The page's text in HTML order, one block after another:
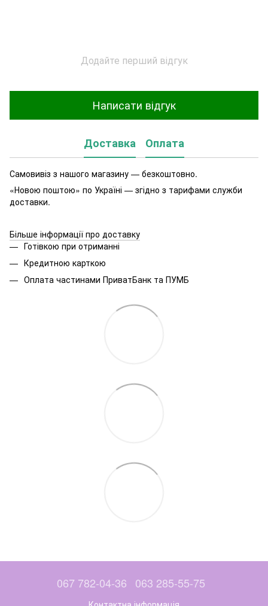
Додайте перший відгук
Написати відгук
Доставка Оплата
Самовивіз з нашого магазину — безкоштовно.
«Новою поштою» по Україні — згідно з тарифами служби
доставки.
Більше інформації про доставку
Готівкою при отриманні
Кредитною карткою
Оплата частинами ПриватБанк та ПУМБ
067 782-04-36 063 285-55-75